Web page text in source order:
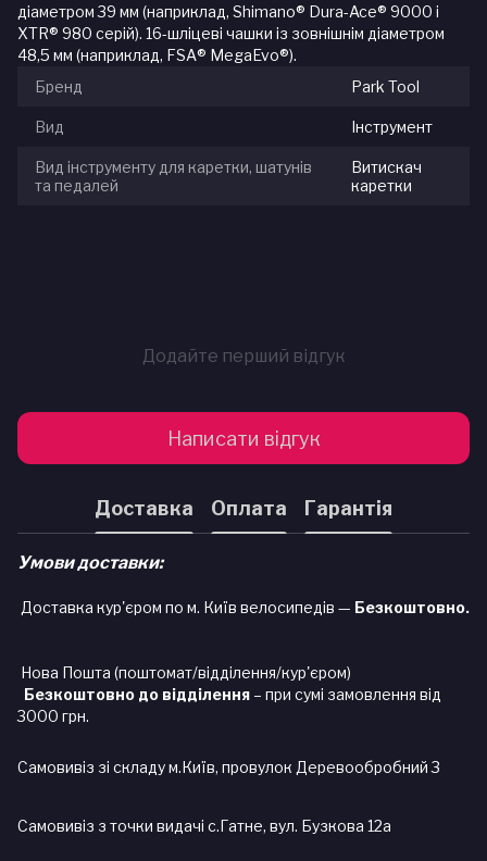
діаметром 39 мм (наприклад, Shimano® Dura-Ace® 9000 і
XTR® 980 серій). 16-шліцеві чашки із зовнішнім діаметром
48,5 мм (наприклад, FSA® MegaEvo®).
Бренд
Park Tool
Вид Інструмент
Вид інструменту для каретки, шатунів
та педалей
Витискач
каретки
Додайте перший відгук
Написати відгук
Доставка Оплата Гарантія
Умови доставки:
Доставка кур'єром по м. Київ велосипедів — Безкоштовно.
Нова Пошта (поштомат/відділення/кур'єром)
Безкоштовно до відділення – при сумі замовлення від
3000 грн.
Самовивіз зі складу м.Київ, провулок Деревообробний 3
Самовивіз з точки видачі с.Гатне, вул. Бузкова 12а